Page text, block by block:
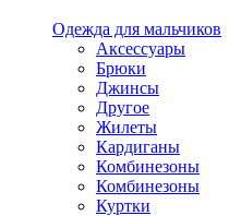
Одежда для мальчиков
Аксессуары
Брюки
Джинсы
Другое
Жилеты
Кардиганы
Комбинезоны
Комбинезоны
Куртки